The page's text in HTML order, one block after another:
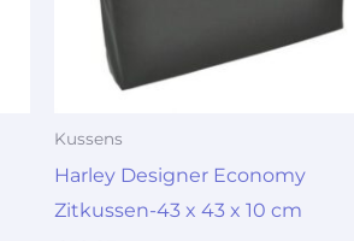
Kussens
Harley Designer Economy
Zitkussen-43 x 43 x 10 cm